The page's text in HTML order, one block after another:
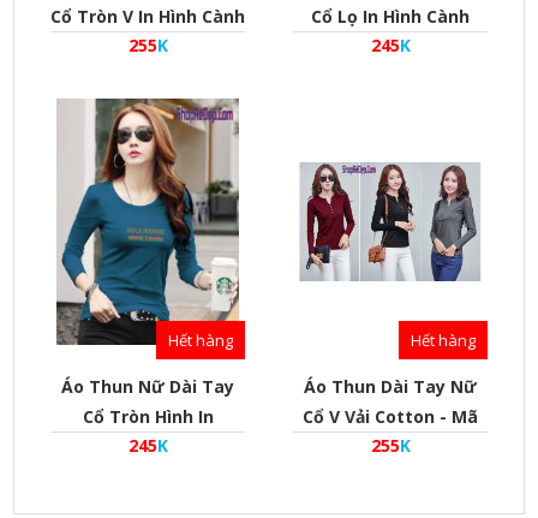
Cổ Tròn V In Hình Cành
Hoa Đẹp Nhận In Áo
Pl010002
255K
Cổ Lọ In Hình Cành
Hoa Đẹp Nhận In Áo
245K
Hết hàng
Áo Thun Nữ Dài Tay
Cổ Tròn Hình In
Goldjeannie Đẹp Nhận
245K
Hết hàng
Áo Thun Dài Tay Nữ
Cổ V Vải Cotton - Mã
At010001
255K